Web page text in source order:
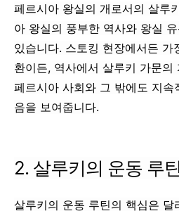
페르시아 왕실의 개로서의 살루
아 왕실의 풍부한 역사와 왕실
있습니다. 스토킹 현장에서든 가
환이든, 역사에서 살루키 가문의
페르시아 사회와 그 밖에도 지속
음을 보여줍니다.
2. 살루키의 운동 루틴
살루키의 운동 루틴의 핵심은 달